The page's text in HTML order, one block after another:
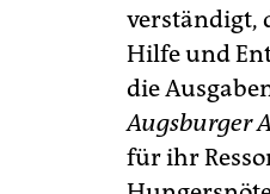
verständigt,
Hilfe und
die
Augsburger
für ihr